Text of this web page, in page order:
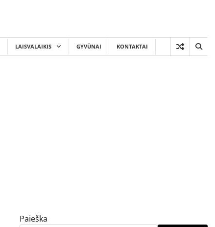
LAISVALAIKIS GYVŪNAI KONTAKTAI
Paieška